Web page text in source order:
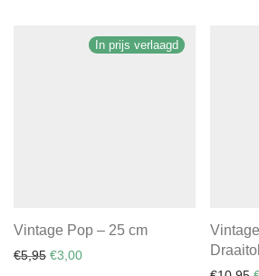
In prijs verlaagd
Vintage Pop – 25 cm
€5,95 Oorspronkelijke prijs was: €5,95.
€3,00Huidige prijs is: €3,00.